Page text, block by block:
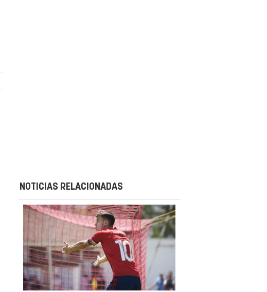
NOTICIAS RELACIONADAS